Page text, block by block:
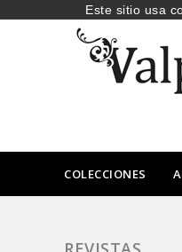
COLECCIONES
Este sitio usa